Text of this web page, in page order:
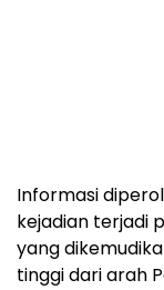
Informasi
kejadian terjadi
yang
tinggi dari arah